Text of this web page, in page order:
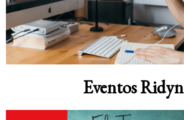
Eventos Ridyn